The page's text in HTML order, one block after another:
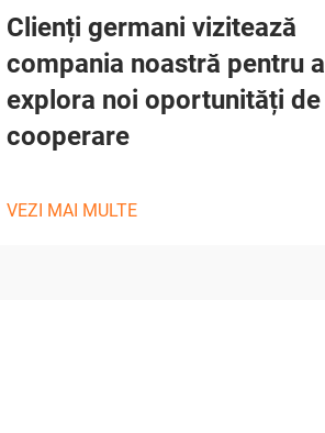
Clienți germani vizitează
compania noastră pentru a
explora noi oportunități de
cooperare
VEZI MAI MULTE